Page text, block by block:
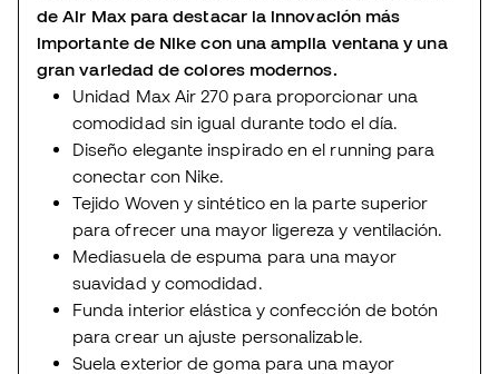
de Air Max para destacar la innovación más
importante de Nike con una amplia ventana y una
gran variedad de colores modernos.
Unidad Max Air 270 para proporcionar una
comodidad sin igual durante todo el día.
Diseño elegante inspirado en el running para
conectar con Nike.
Tejido Woven y sintético en la parte superior
para ofrecer una mayor ligereza y ventilación.
Mediasuela de espuma para una mayor
suavidad y comodidad.
Funda interior elástica y confección de botón
para crear un ajuste personalizable.
Suela exterior de goma para una mayor